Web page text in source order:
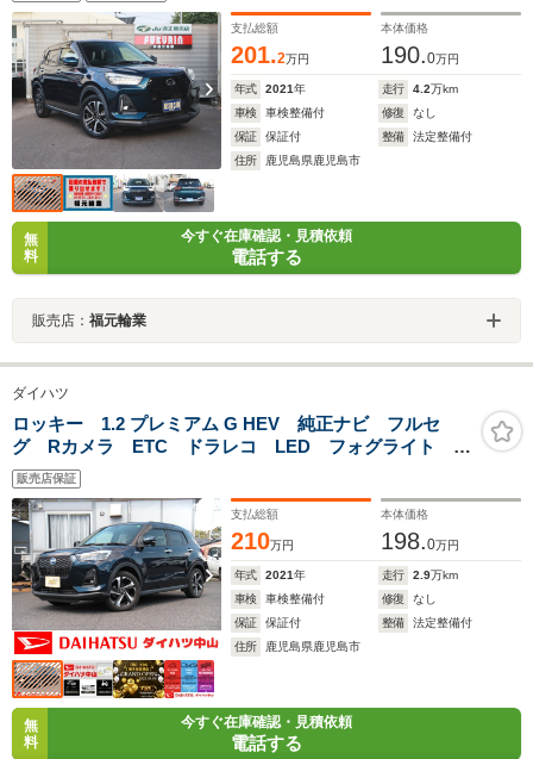
支払総額
201.2万円
本体価格
190.0万円
年式 2021年 走行 4.2万km
車検
車検整備付 修復
なし
保証
保証付 整備
法定整備付
住所
鹿児島県鹿児島市
無
料
今すぐ在庫確認・見積依頼
電話する
販売店： 福元輪業
ダイハツ
ロッキー 1.2 プレミアム G HEV 純正ナビ フルセ
グ Rカメラ ETC ドラレコ LED フォグライト シ
ートヒーター 純正アルミ
販売店保証
支払総額
210万円
本体価格
198.0万円
年式 2021年 走行 2.9万km
車検
車検整備付 修復
なし
保証
保証付 整備
法定整備付
住所
鹿児島県鹿児島市
無
料
今すぐ在庫確認・見積依頼
電話する